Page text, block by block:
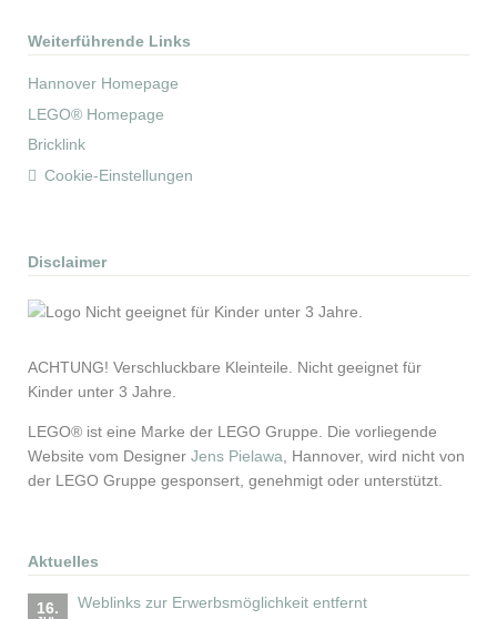
Weiterführende Links
Hannover Homepage
LEGO® Homepage
Bricklink
Cookie-Einstellungen
Disclaimer
ACHTUNG! Ver­schluck­bare Klein­teile. Nicht ge­eig­net für
Kinder unter 3 Jahre.
LEGO® ist eine Marke der LEGO Gruppe. Die vorliegende
Website vom Designer Jens Pielawa, Hannover, wird nicht von
der LEGO Gruppe gesponsert, genehmigt oder unterstützt.
Aktuelles
16. Weblinks zur Erwerbsmöglichkeit entfernt